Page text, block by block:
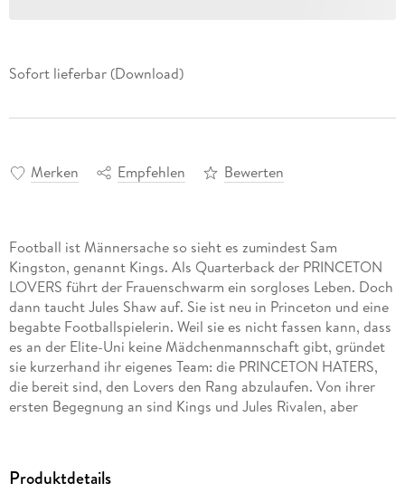
Sofort lieferbar (Download)
Merken Empfehlen Bewerten
Football ist Männersache so sieht es zumindest Sam
Kingston, genannt Kings. Als Quarterback der PRINCETON
LOVERS führt der Frauenschwarm ein sorgloses Leben. Doch
dann taucht Jules Shaw auf. Sie ist neu in Princeton und eine
begabte Footballspielerin. Weil sie es nicht fassen kann, dass
es an der Elite-Uni keine Mädchenmannschaft gibt, gründet
sie kurzerhand ihr eigenes Team: die PRINCETON HATERS,
die bereit sind, den Lovers den Rang abzulaufen. Von ihrer
ersten Begegnung an sind Kings und Jules Rivalen, aber
Produktdetails